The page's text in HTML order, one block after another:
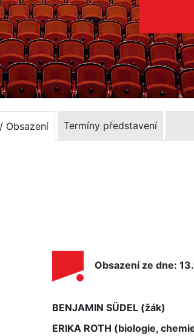
Obsazení Termíny představení
Obsazení ze dne:
BENJAMIN SÜDEL (žák)
ERIKA ROTH (biologie,